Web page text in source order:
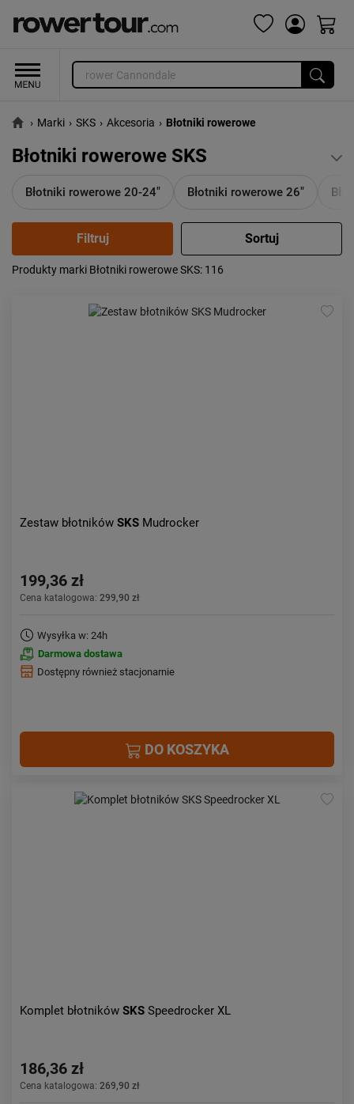
› Marki › SKS › Akcesoria › Błotniki rowerowe
Błotniki rowerowe SKS
Błotniki rowerowe 20-24" Błotniki rowerowe 26"
Popularność:
od najwyższej
Produkty marki Błotniki rowerowe SKS: 116
Zestaw błotników SKS Mudrocker
199,36 zł
Cena katalogowa: 299,90 zł
Wysyłka w: 24h
Darmowa dostawa
Dostępny również stacjonarnie
DO KOSZYKA
Komplet błotników SKS Speedrocker XL
186,36 zł
Cena katalogowa: 269,90 zł